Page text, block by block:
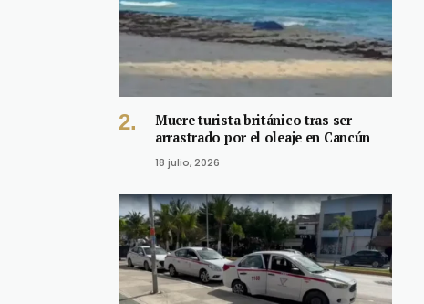
Muere turista británico tras ser
arrastrado por el oleaje en Cancún
18 julio, 2026